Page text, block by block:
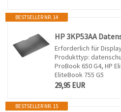
BESTSELLER NR. 14
HP 3KP53AA
Erforderlich für
Produkttyp:
ProBook 650 G4, HP
EliteBook 755 G5
29,95 EUR
BESTSELLER NR. 15